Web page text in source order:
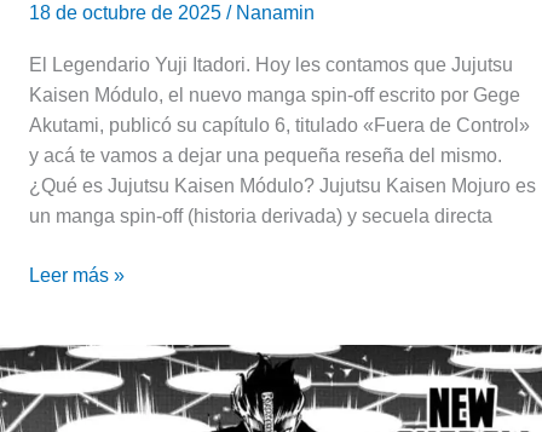
18 de octubre de 2025 / Nanamin
El Legendario Yuji Itadori. Hoy les contamos que Jujutsu
Kaisen Módulo, el nuevo manga spin-off escrito por Gege
Akutami, publicó su capítulo 6, titulado «Fuera de Control»
y acá te vamos a dejar una pequeña reseña del mismo.
¿Qué es Jujutsu Kaisen Módulo? Jujutsu Kaisen Mojuro es
un manga spin-off (historia derivada) y secuela directa
Leer más »
Jujutsu
Kaisen
Módulo: